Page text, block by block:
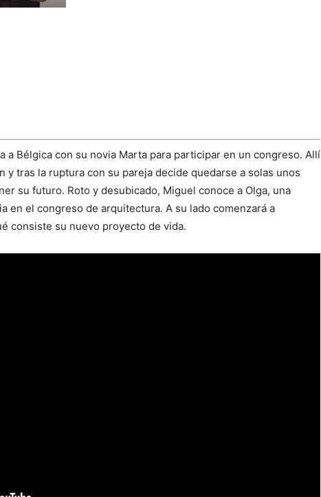
a Bélgica con su novia Marta para participar en un congreso. Allí
y tras la ruptura con su pareja decide quedarse a solas unos
su futuro. Roto y desubicado, Miguel conoce a Olga, una
en el congreso de arquitectura. A su lado comenzará a
consiste su nuevo proyecto de vida.